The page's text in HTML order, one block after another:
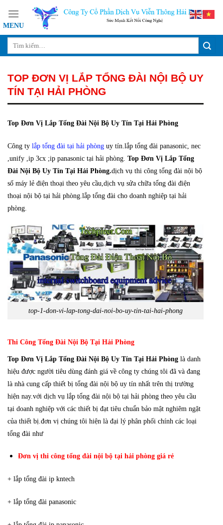
content
TOP ĐƠN VỊ LẮP TỔNG ĐÀI NỘI BỘ UY
TÍN TẠI HẢI PHÒNG
Top Đơn Vị Lắp Tổng Đài Nội Bộ Uy Tín Tại Hải Phòng
Công ty lắp tổng đài tại hải phòng uy tín.lắp tổng đài panasonic, nec
,unify ,ip 3cx ;ip panasonic tại hải phòng. Top Đơn Vị Lắp Tổng
Đài Nội Bộ Uy Tín Tại Hải Phòng.dịch vụ thi công tổng đài nội bộ
số máy lẻ điện thoại theo yêu cầu,dịch vụ sửa chữa tổng đài điện
thoại nội bộ tại hải phòng.lắp tổng đài cho doanh nghiệp tại hải
phòng.
top-1-don-vi-lap-tong-dai-noi-bo-uy-tin-tai-hai-phong
Thi Công Tổng Đài Nội Bộ Tại Hải Phòng
Top Đơn Vị Lắp Tổng Đài Nội Bộ Uy Tín Tại Hải Phòng là danh
hiệu được người tiêu dùng đánh giá về công ty chúng tôi đã và đang
là nhà cung cấp thiết bị tổng đài nội bộ uy tín nhất trên thị trường
hiện nay.với dịch vụ lắp tổng đài nội bộ tại hải phòng theo yêu cầu
tại doanh nghiệp với các thiết bị đạt tiêu chuẩn bảo mật nghiêm ngặt
của thiết bị.đơn vị chúng tôi hiện là đại lý phân phối chính các loại
tổng đài như
Đơn vị thi công tổng đài nội bộ tại hải phòng giá rẻ
+ lắp tổng đài ip kntech
+ lắp tổng đài panasonic